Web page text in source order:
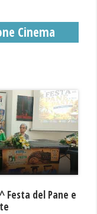
Cinema
Festa del Pane e